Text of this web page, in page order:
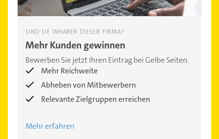
SIND SIE INHABER DIESER FIRMA?
Mehr Kunden gewinnen
Bewerben Sie jetzt Ihren Eintrag bei Gelbe Seiten.
Mehr Reichweite
Abheben von Mitbewerbern
Relevante Zielgruppen erreichen
Mehr erfahren